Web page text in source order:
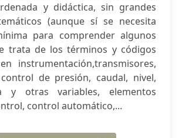
y didáctica, sin grandes
(aunque sí se necesita
para comprender algunos
trata de los términos y códigos
instrumentación,transmisores,
de presión, caudal, nivel,
y otras variables, elementos
control automático,...